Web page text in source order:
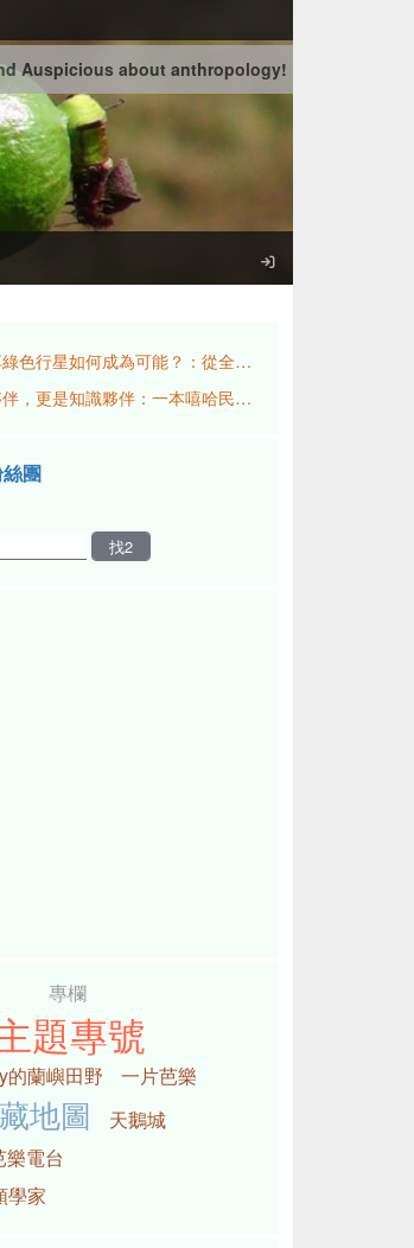
Auspicious about anthropology!
？：從全國NGOs環境會議 (2004-2024)認識到當前台灣黑熊也需要基本生存權
是知識夥伴：一本嘻哈民族誌的知識工作
團
專欄
題專號
的蘭嶼田野 一片芭樂
地圖
天鵝城
樂電台
學家